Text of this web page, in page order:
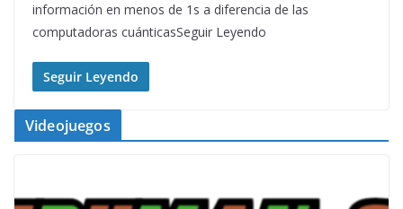
información en menos de 1s a diferencia de las
computadoras cuánticasSeguir Leyendo
Seguir Leyendo
Videojuegos